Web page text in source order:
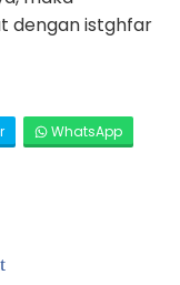
dengan istghfar
WhatsApp